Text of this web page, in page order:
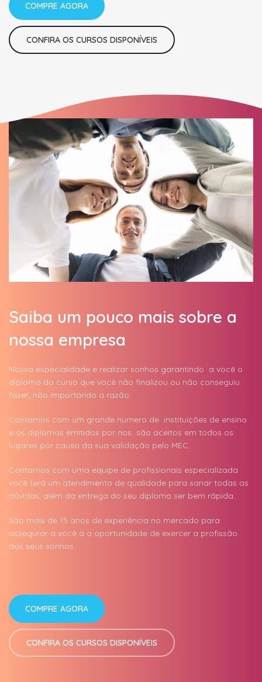
COMPRE AGORA
CONFIRA OS CURSOS DISPONÍVEIS
Saiba um pouco mais sobre a
nossa empresa
Nossa especialidade e realizar sonhos garantindo a você o
diploma do curso que você não finalizou ou não conseguiu
fazer, não importando a razão.
Contamos com um grande numero de instituições de ensino
e os diplomas emitidos por nos são aceitos em todos os
lugares por causa da sua validação pelo MEC.
Contamos com uma equipe de profissionais especializada
você terá um atendimento de qualidade para sanar todas as
dúvidas, além da entrega do seu diploma ser bem rápida.
São mais de 15 anos de experiência no mercado para
assegurar a você a a oportunidade de exercer a profissão
dos seus sonhos.
COMPRE AGORA
CONFIRA OS CURSOS DISPONÍVEIS